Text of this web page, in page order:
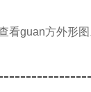
看guan方外形图